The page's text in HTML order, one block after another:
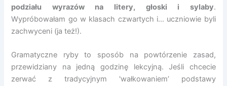
podziału wyrazów na litery, głoski i sylaby.
Wypróbowałam go w klasach czwartych i… uczniowie byli
zachwyceni (ja też!).
Gramatyczne ryby to sposób na powtórzenie zasad,
przewidziany na jedną godzinę lekcyjną. Jeśli chcecie
zerwać z tradycyjnym 'wałkowaniem’ podstawy